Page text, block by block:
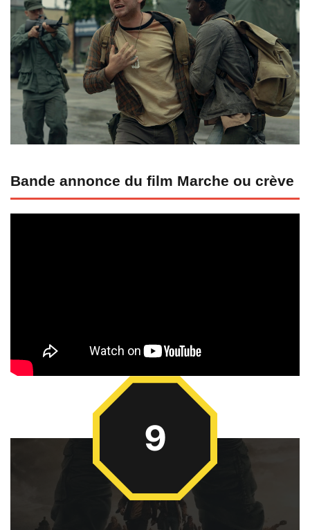
Bande annonce du film Marche ou crève
9